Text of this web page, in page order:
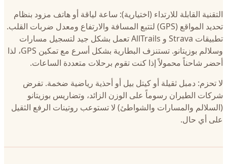
التقنية القابلة للارتداء (اختيارية): ساعة لياقة أو هاتف مزود بنظام
تحديد المواقع (GPS) لتتبع المسافة والارتفاع ومعدل ضربات القلب.
تطبيقات Strava و AllTrails تعمل بشكل جيد لتسجيل مسارات
وسلالم بوزيتانو. تستنزف البطارية بشكل أسرع مع تمكين GPS، لذا
أحضر شاحناً محمولاً إذا كنت تقوم برحلات متعددة الساعات.
لا تحزم: دمبل ثقيلة أو كيتل بيل أو أحذية رياضية ضخمة. تفرض
شركات الطيران رسوماً على الوزن الزائد، وتضاريس بوزيتانو
(السلالم والمسارات والشواطئ) لا تستوعب روتينات الرفع الثقيل
على أي حال.